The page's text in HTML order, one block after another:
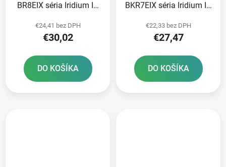
BR8EIX séria Iridium IX
€24,41 bez DPH
€30,02
DO KOŠÍKA
BKR7EIX séria Iridium IX
€22,33 bez DPH
€27,47
DO KOŠÍKA